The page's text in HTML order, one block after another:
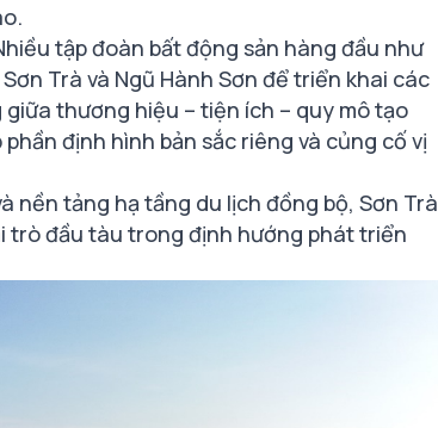
tập đoàn bất động sản hàng đầu như
Trà và Ngũ Hành Sơn để triển khai các
thương hiệu – tiện ích – quy mô tạo
định hình bản sắc riêng và củng cố vị
nền tảng hạ tầng du lịch đồng bộ, Sơn Trà
trò đầu tàu trong định hướng phát triển